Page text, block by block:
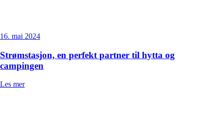
16. mai 2024
Strømstasjon, en perfekt partner til hytta og
campingen
Les mer